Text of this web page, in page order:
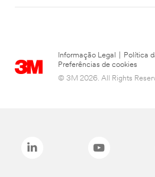
Informação Legal Política
Preferências de cookies
© 3M 2026. All Rights